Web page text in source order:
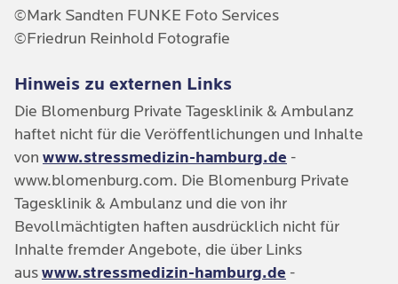
©Mark Sandten FUNKE Foto Services
©Friedrun Reinhold Fotografie
Hinweis zu externen Links
Die Blomenburg Private Tagesklinik & Ambulanz
haftet nicht für die Veröffentlichungen und Inhalte
von www.stressmedizin-hamburg.de -
www.blomenburg.com. Die Blomenburg Private
Tagesklinik & Ambulanz und die von ihr
Bevollmächtigten haften ausdrücklich nicht für
Inhalte fremder Angebote, die über Links
auswww.stressmedizin-hamburg.de -